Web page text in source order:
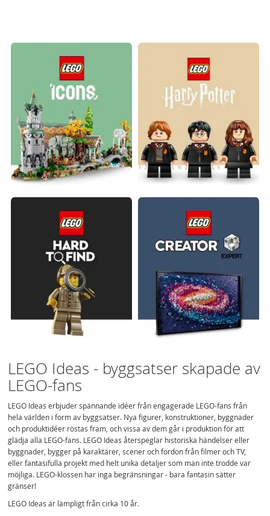
LEGO Ideas - byggsatser skapade av
LEGO-fans
LEGO Ideas erbjuder spännande idéer från engagerade LEGO-fans från
hela världen i form av byggsatser. Nya figurer, konstruktioner, byggnader
och produktidéer röstas fram, och vissa av dem går i produktion för att
glädja alla LEGO-fans. LEGO Ideas återspeglar historiska händelser eller
byggnader, bygger på karaktärer, scener och fordon från filmer och TV,
eller fantasifulla projekt med helt unika detaljer som man inte trodde var
möjliga. LEGO-klossen har inga begränsningar - bara fantasin sätter
gränser!
LEGO Ideas är lämpligt från cirka 10 år.